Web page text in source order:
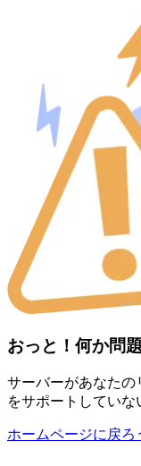
おっと！何か問
サーバーがあなたの
をサポートしていな
ホームページに戻ろ